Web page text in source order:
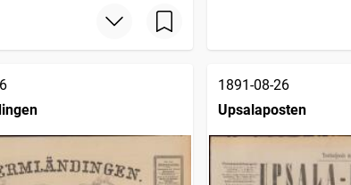
1891-08-26
Upsalaposten